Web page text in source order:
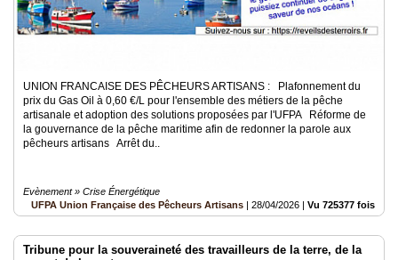
UNION FRANCAISE DES PÊCHEURS ARTISANS : Plafonnement du
prix du Gas Oil à 0,60 €/L pour l'ensemble des métiers de la pêche
artisanale et adoption des solutions proposées par l'UFPA Réforme de
la gouvernance de la pêche maritime afin de redonner la parole aux
pêcheurs artisans Arrêt du..
Evènement » Crise Énergétique
UFPA Union Française des Pêcheurs Artisans | 28/04/2026 | Vu 725377 fois
Tribune pour la souveraineté des travailleurs de la terre, de la